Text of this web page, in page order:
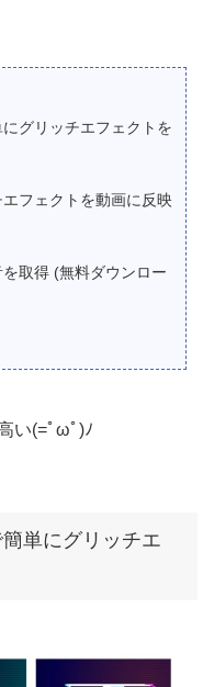
グリッチエフェクトを
フェクトを動画に反映
取得 (無料ダウンロー
い(=ﾟωﾟ)ﾉ
単にグリッチエ